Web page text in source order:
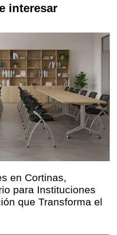
interesar
en Cortinas,
para Instituciones
que Transforma el